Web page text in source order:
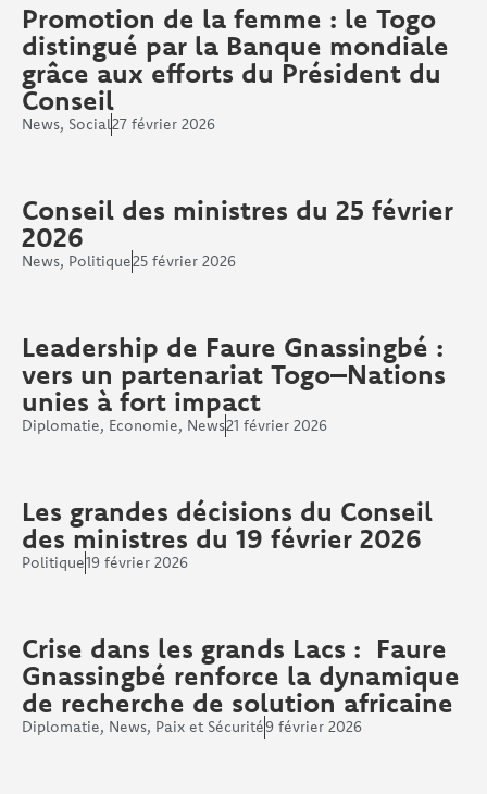
Promotion de la femme : le Togo
distingué par la Banque mondiale
grâce aux efforts du Président du
Conseil
News, Social27 février 2026
Conseil des ministres du 25 février
2026
News, Politique25 février 2026
Leadership de Faure Gnassingbé :
vers un partenariat Togo–Nations
unies à fort impact
Diplomatie, Economie, News21 février 2026
Les grandes décisions du Conseil
des ministres du 19 février 2026
Politique19 février 2026
Crise dans les grands Lacs : Faure
Gnassingbé renforce la dynamique
de recherche de solution africaine
Diplomatie, News, Paix et Sécurité9 février 2026